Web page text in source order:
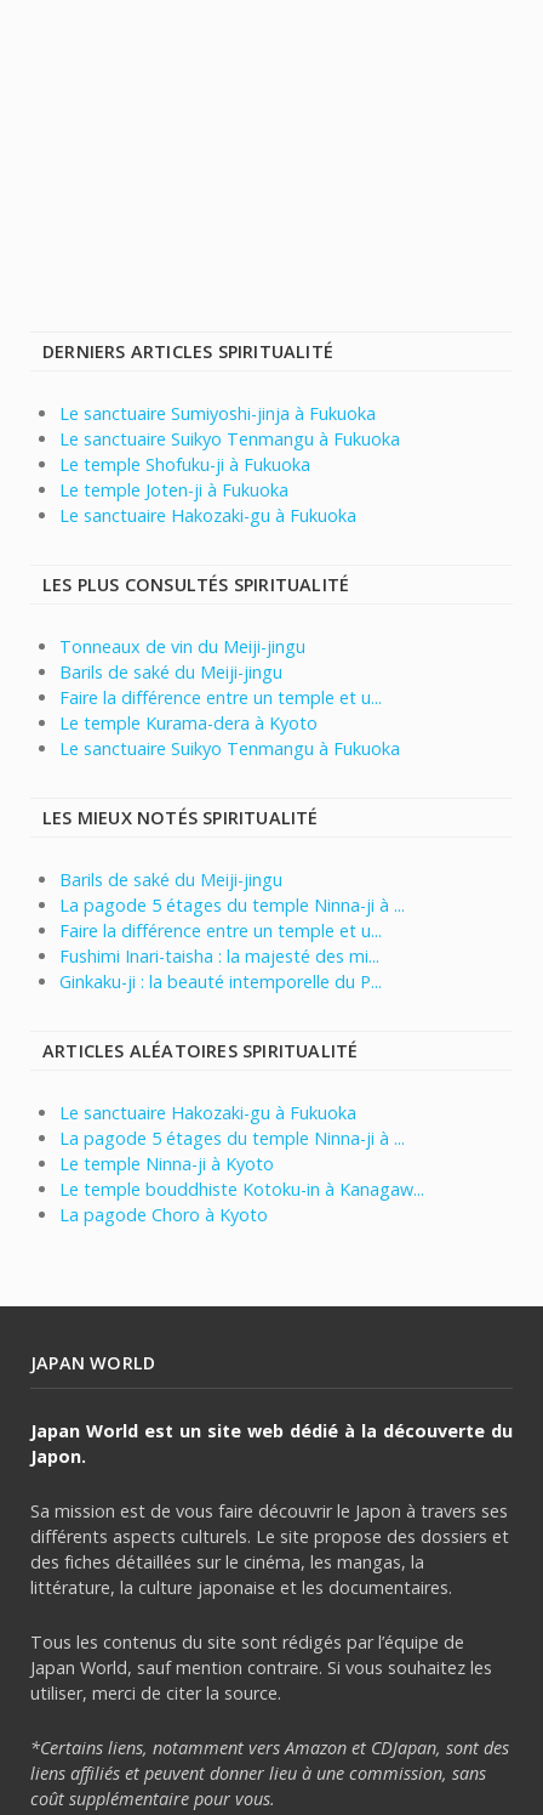
DERNIERS ARTICLES SPIRITUALITÉ
Le sanctuaire Sumiyoshi-jinja à Fukuoka
Le sanctuaire Suikyo Tenmangu à Fukuoka
Le temple Shofuku-ji à Fukuoka
Le temple Joten-ji à Fukuoka
Le sanctuaire Hakozaki-gu à Fukuoka
LES PLUS CONSULTÉS SPIRITUALITÉ
Tonneaux de vin du Meiji-jingu
Barils de saké du Meiji-jingu
Faire la différence entre un temple et u...
Le temple Kurama-dera à Kyoto
Le sanctuaire Suikyo Tenmangu à Fukuoka
LES MIEUX NOTÉS SPIRITUALITÉ
Barils de saké du Meiji-jingu
La pagode 5 étages du temple Ninna-ji à ...
Faire la différence entre un temple et u...
Fushimi Inari-taisha : la majesté des mi...
Ginkaku-ji : la beauté intemporelle du P...
ARTICLES ALÉATOIRES SPIRITUALITÉ
Le sanctuaire Hakozaki-gu à Fukuoka
La pagode 5 étages du temple Ninna-ji à ...
Le temple Ninna-ji à Kyoto
Le temple bouddhiste Kotoku-in à Kanagaw...
La pagode Choro à Kyoto
JAPAN WORLD
Japan World est un site web dédié à la découverte du
Japon.
Sa mission est de vous faire découvrir le Japon à travers ses
différents aspects culturels. Le site propose des dossiers et
des fiches détaillées sur le cinéma, les mangas, la
littérature, la culture japonaise et les documentaires.
Tous les contenus du site sont rédigés par l’équipe de
Japan World, sauf mention contraire. Si vous souhaitez les
utiliser, merci de citer la source.
*Certains liens, notamment vers Amazon et CDJapan, sont des
liens affiliés et peuvent donner lieu à une commission, sans
coût supplémentaire pour vous.